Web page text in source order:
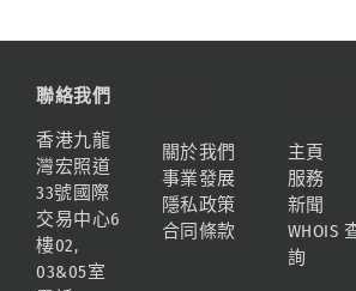
聯絡我們
香港九龍
灣宏照道
33號國際
交易中心6
樓02,
03&05室
關於我們
事業發展
隱私政策
合同條款
主頁
服務
新聞
WHOIS
詢